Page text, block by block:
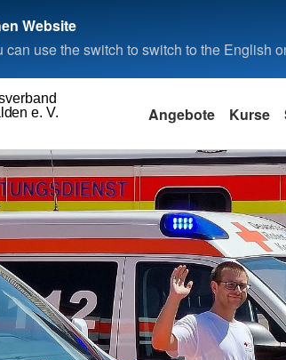
Website
use the switch to switch to the English
e. V. Angebote Kurse